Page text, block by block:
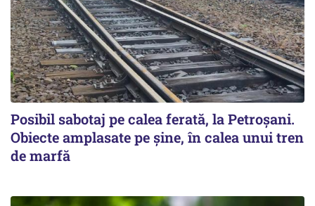
Posibil sabotaj pe calea ferată, la Petroșani.
Obiecte amplasate pe șine, în calea unui tren
de marfă